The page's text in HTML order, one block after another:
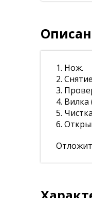
1. Нож.
2.
3.
4.
5.
6.